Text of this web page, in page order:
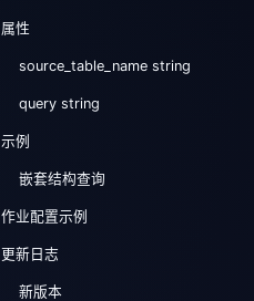
属性
source_table_name string
query string
示例
嵌套结构查询
作业配置示例
更新日志
新版本